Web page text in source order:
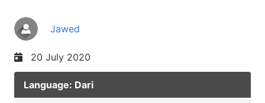
Jawed
20 July 2020
Language: Dari